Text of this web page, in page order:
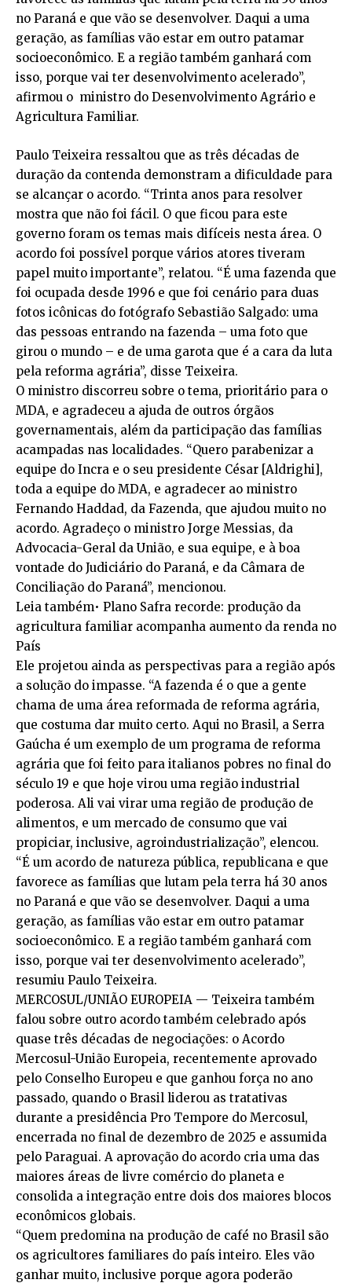
no Paraná e que vão se desenvolver. Daqui a uma
geração, as famílias vão estar em outro patamar
socioeconômico. E a região também ganhará com
isso, porque vai ter desenvolvimento acelerado”,
afirmou o ministro do Desenvolvimento Agrário e
Agricultura Familiar.
Paulo Teixeira ressaltou que as três décadas de
duração da contenda demonstram a dificuldade para
se alcançar o acordo. “Trinta anos para resolver
mostra que não foi fácil. O que ficou para este
governo foram os temas mais difíceis nesta área. O
acordo foi possível porque vários atores tiveram
papel muito importante”, relatou. “É uma fazenda que
foi ocupada desde 1996 e que foi cenário para duas
fotos icônicas do fotógrafo Sebastião Salgado: uma
das pessoas entrando na fazenda – uma foto que
girou o mundo – e de uma garota que é a cara da luta
pela reforma agrária”, disse Teixeira.
O ministro discorreu sobre o tema, prioritário para o
MDA, e agradeceu a ajuda de outros órgãos
governamentais, além da participação das famílias
acampadas nas localidades. “Quero parabenizar a
equipe do Incra e o seu presidente César [Aldrighi],
toda a equipe do MDA, e agradecer ao ministro
Fernando Haddad, da Fazenda, que ajudou muito no
acordo. Agradeço o ministro Jorge Messias, da
Advocacia-Geral da União, e sua equipe, e à boa
vontade do Judiciário do Paraná, e da Câmara de
Conciliação do Paraná”, mencionou.
Leia também• Plano Safra recorde: produção da
agricultura familiar acompanha aumento da renda no
País
Ele projetou ainda as perspectivas para a região após
a solução do impasse. “A fazenda é o que a gente
chama de uma área reformada de reforma agrária,
que costuma dar muito certo. Aqui no Brasil, a Serra
Gaúcha é um exemplo de um programa de reforma
agrária que foi feito para italianos pobres no final do
século 19 e que hoje virou uma região industrial
poderosa. Ali vai virar uma região de produção de
alimentos, e um mercado de consumo que vai
propiciar, inclusive, agroindustrialização”, elencou.
“É um acordo de natureza pública, republicana e que
favorece as famílias que lutam pela terra há 30 anos
no Paraná e que vão se desenvolver. Daqui a uma
geração, as famílias vão estar em outro patamar
socioeconômico. E a região também ganhará com
isso, porque vai ter desenvolvimento acelerado”,
resumiu Paulo Teixeira.
MERCOSUL/UNIÃO EUROPEIA — Teixeira também
falou sobre outro acordo também celebrado após
quase três décadas de negociações: o Acordo
Mercosul-União Europeia, recentemente aprovado
pelo Conselho Europeu e que ganhou força no ano
passado, quando o Brasil liderou as tratativas
durante a presidência Pro Tempore do Mercosul,
encerrada no final de dezembro de 2025 e assumida
pelo Paraguai. A aprovação do acordo cria uma das
maiores áreas de livre comércio do planeta e
consolida a integração entre dois dos maiores blocos
econômicos globais.
“Quem predomina na produção de café no Brasil são
os agricultores familiares do país inteiro. Eles vão
ganhar muito, inclusive porque agora poderão